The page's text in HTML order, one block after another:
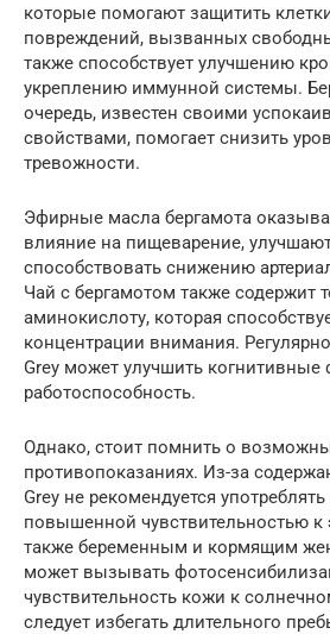
которые помогают защитить
повреждений, вызванных
также способствует улучшению
укреплению иммунной системы.
очередь, известен своими
свойствами, помогает снизить
тревожности.
Эфирные масла бергамота
влияние на пищеварение,
способствовать снижению
Чай с бергамотом также содержит
аминокислоту, которая
концентрации внимания.
Grey может улучшить
работоспособность.
Однако, стоит помнить о
противопоказаниях. Из-за
Grey не рекомендуется
повышенной чувствительностью к
также беременным и кормящим
может вызывать
чувствительность кожи к
следует избегать длительного